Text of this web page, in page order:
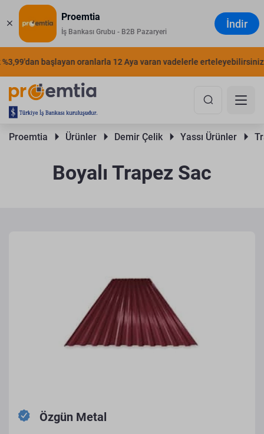
Proemtia
İş Bankası Grubu - B2B Pazaryeri
İndir
başlayan oranlarla 12 Aya varan vadelerle erteleyebilirsiniz.
Proemtia Ürünler Demir Çelik Yassı Ürünler
Boyalı Trapez Sac
Özgün Metal